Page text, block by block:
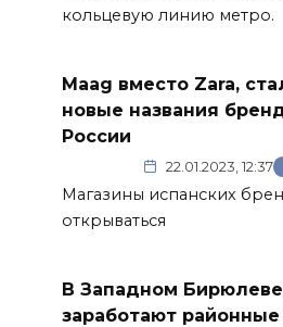
кольцевую линию метро.
Maag вместо Zara,
новые названия
России
22.01.2023, 12:37
Магазины испанских
открываться
В Западном
заработают